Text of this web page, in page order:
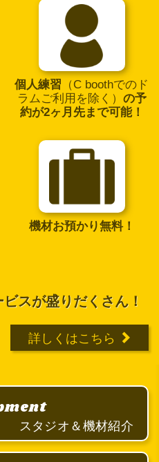
個人練習 （C boothでのド
ラムご利用を除く） の予
約が2ヶ月先まで可能！
機材お預かり無料！
ビスが盛りだくさん！
詳しくはこちら
スタジオ＆機材紹介